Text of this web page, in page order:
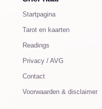
Startpagina
Tarot en kaarten
Readings
Privacy / AVG
Contact
Voorwaarden & disclaimer